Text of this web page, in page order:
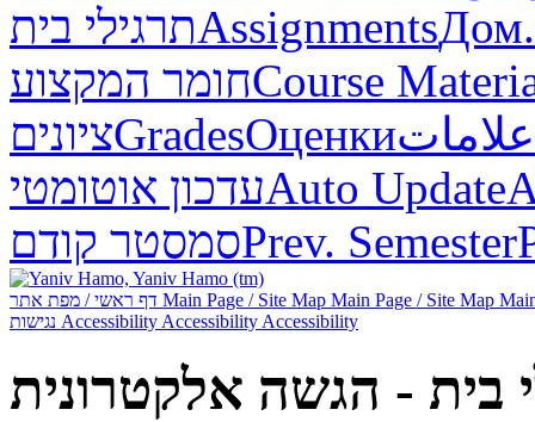
תרגילי ביתAssignmentsДом.
חומר המקצועCourse
ציוניםGradesОценкиعلامات
עדכון אוטומטיAuto Update
סמסטר קודםPrev. Semester
Main Page / Site Map Main Page / Site Map
Accessibility Accessibility Accessibility